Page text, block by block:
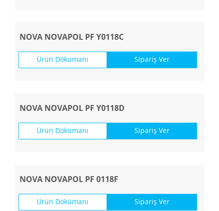
NOVA NOVAPOL PF Y0118C
Ürün Dökümanı Sipariş Ver
NOVA NOVAPOL PF Y0118D
Ürün Dökümanı Sipariş Ver
NOVA NOVAPOL PF 0118F
Ürün Dökümanı Sipariş Ver